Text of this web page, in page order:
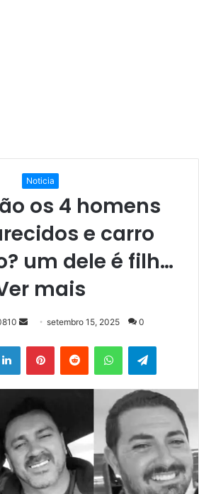
Noticia
os 4 homens
e carro
um dele é filh…
mais
Mande
mail
setembro 15, 2025 0
LinkedinPinterestReddit WhatsAppTelegram